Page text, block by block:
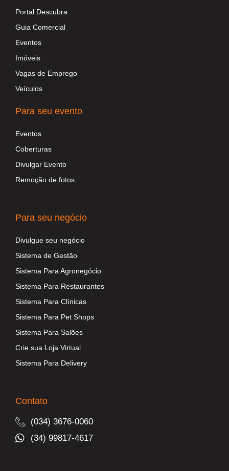
Portal Descubra
Guia Comercial
Eventos
Imóveis
Vagas de Emprego
Veículos
Para seu evento
Eventos
Coberturas
Divulgar Evento
Remoção de fotos
Para seu negócio
Divulgue seu negócio
Sistema de Gestão
Sistema Para Agronegócio
Sistema Para Restaurantes
Sistema Para Clínicas
Sistema Para Pet Shops
Sistema Para Salões
Crie sua Loja Virtual
Sistema Para Delivery
Contato
(034) 3676-0060
(34) 99817-4617